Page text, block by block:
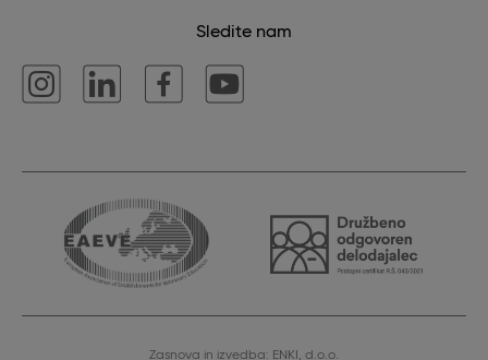
Sledite nam
Zasnova in izvedba: ENKI, d.o.o.